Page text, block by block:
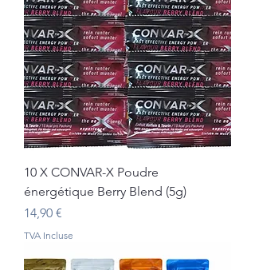
10 X CONVAR-X Poudre
énergétique Berry Blend (5g)
Prix
14,90 €
TVA Incluse